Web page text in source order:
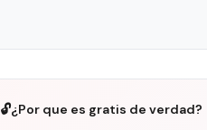
🔓¿Por que es gratis de verdad?